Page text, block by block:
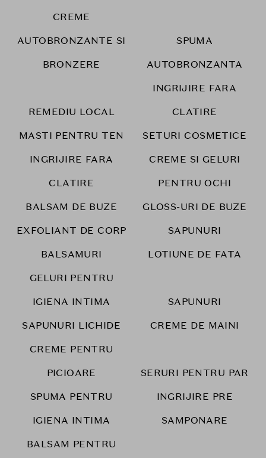
CREME
AUTOBRONZANTE SI
BRONZERE
SPUMA
AUTOBRONZANTA
REMEDIU LOCAL
INGRIJIRE FARA
CLATIRE
MASTI PENTRU TEN
SETURI COSMETICE
INGRIJIRE FARA
CLATIRE
CREME SI GELURI
PENTRU OCHI
BALSAM DE BUZE
GLOSS-URI DE BUZE
EXFOLIANT DE CORP
SAPUNURI
BALSAMURI
LOTIUNE DE FATA
GELURI PENTRU
IGIENA INTIMA
SAPUNURI
SAPUNURI LICHIDE
CREME DE MAINI
CREME PENTRU
PICIOARE
SERURI PENTRU PAR
SPUMA PENTRU
IGIENA INTIMA
INGRIJIRE PRE
SAMPONARE
BALSAM PENTRU